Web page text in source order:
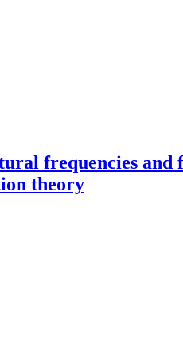
frequencies
theory